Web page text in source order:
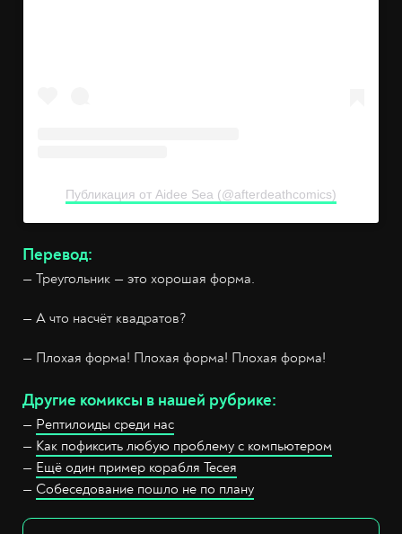
Публикация от Aidee Sea (@afterdeathcomics)
Перевод:
— Треугольник — это хорошая форма.
— А что насчёт квадратов?
— Плохая форма! Плохая форма! Плохая форма!
Другие комиксы в нашей рубрике:
— Рептилоиды среди нас
— Как пофиксить любую проблему с компьютером
— Ещё один пример корабля Тесея
— Собеседование пошло не по плану